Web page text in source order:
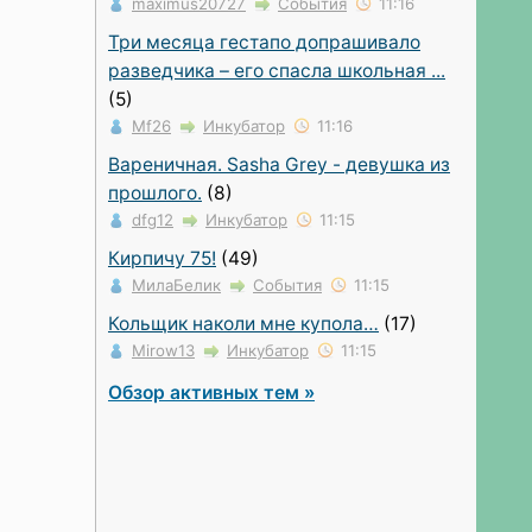
Три месяца гестапо допрашивало
разведчика – его спасла школьная ...
(5)
Mf26 Инкубатор 11:16
Вареничная. Sasha Grey - девушка из
прошлого. (8)
dfg12 Инкубатор 11:15
Кирпичу 75! (49)
МилаБелик События 11:15
Кольщик наколи мне купола… (17)
Mirow13 Инкубатор 11:15
Обзор активных тем »